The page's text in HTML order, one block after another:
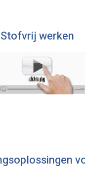
Stofvrij werken